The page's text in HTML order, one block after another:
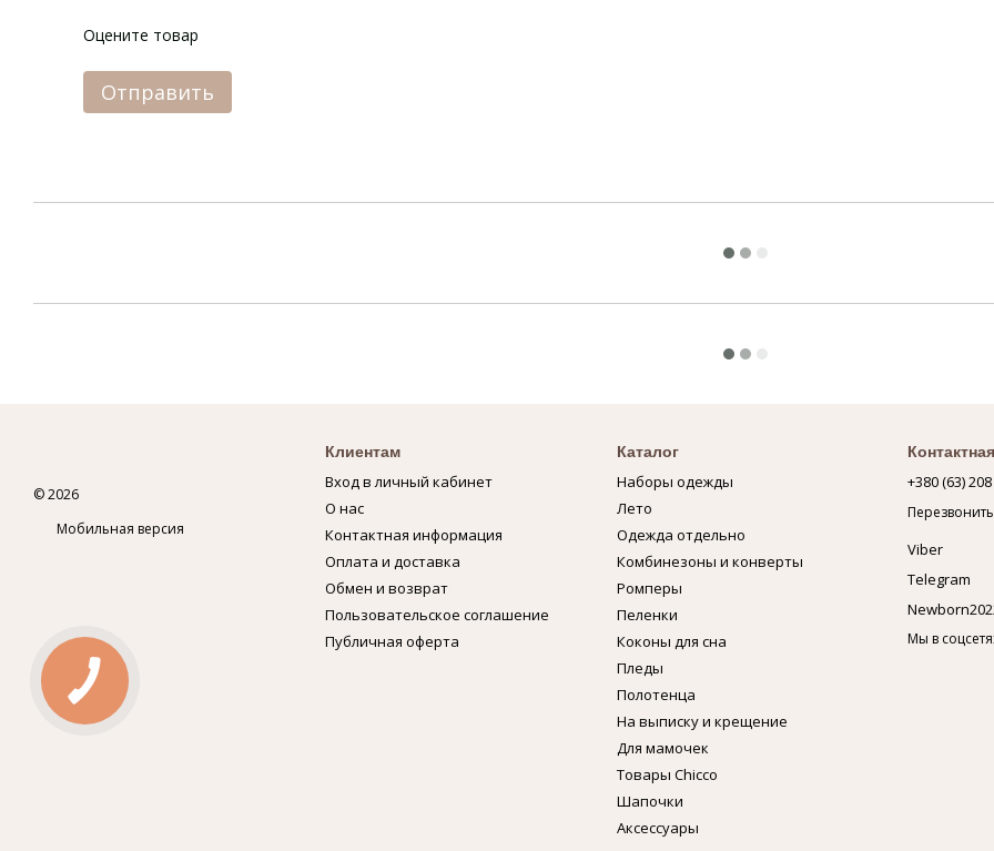
Оцените товар
Отправить
© 2026
Мобильная версия
Клиентам
Вход в личный кабинет
О нас
Контактная информация
Оплата и доставка
Обмен и возврат
Пользовательское соглашение
Публичная оферта
Каталог
Наборы одежды
Лето
Одежда отдельно
Комбинезоны и конверты
Ромперы
Пеленки
Коконы для сна
Пледы
Полотенца
На выписку и крещение
Для мамочек
Товары Chicco
Шапочки
Аксессуары
+380 (63)
Viber
Telegram
Мы в